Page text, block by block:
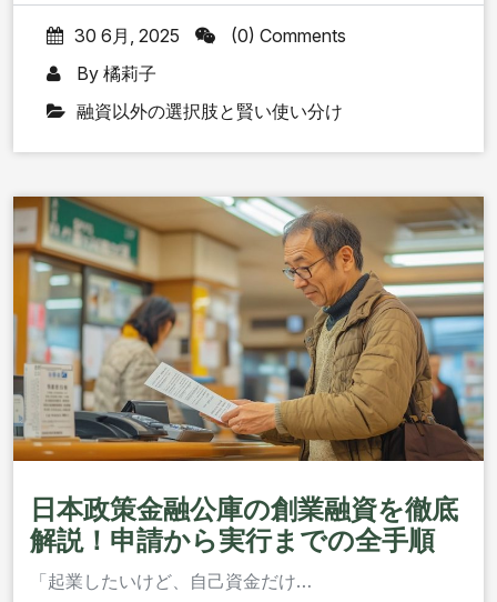
30 6月, 2025
(0) Comments
By 橘莉子
融資以外の選択肢と賢い使い分け
日本政策金融公庫の創業融資を徹底
解説！申請から実行までの全手順
「起業したいけど、自己資金だけ…